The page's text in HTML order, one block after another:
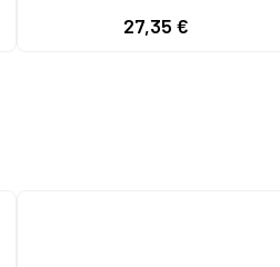
27,35 €